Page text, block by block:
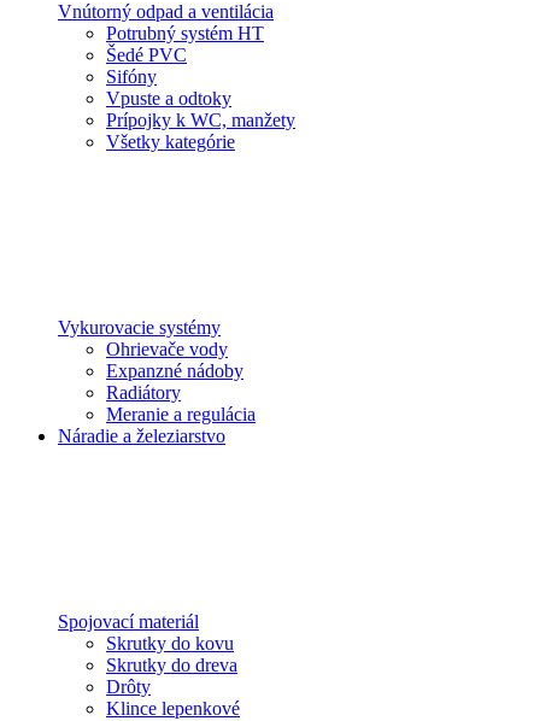
Vnútorný odpad a ventilácia
Potrubný systém HT
Šedé PVC
Sifóny
Vpuste a odtoky
Prípojky k WC, manžety
Všetky kategórie
Vykurovacie systémy
Ohrievače vody
Expanzné nádoby
Radiátory
Meranie a regulácia
Náradie a železiarstvo
Spojovací materiál
Skrutky do kovu
Skrutky do dreva
Drôty
Klince lepenkové